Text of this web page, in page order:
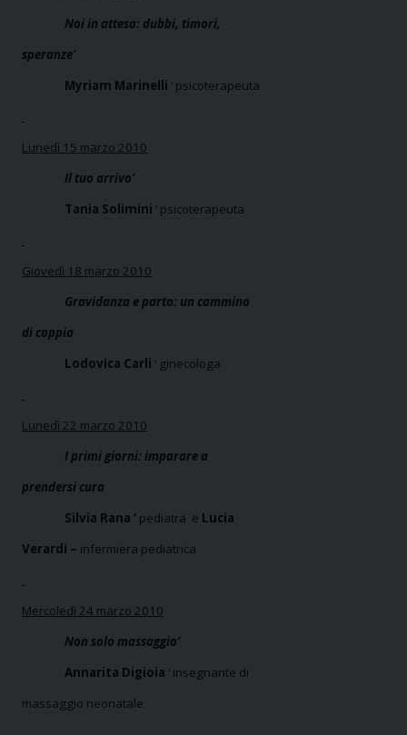
Noi in attesa: dubbi, timori,
speranze’
Myriam Marinelli‘ psicoterapeuta
Lunedì 15 marzo 2010
Il tuo arrivo’
Tania Solimini ‘ psicoterapeuta
Giovedì 18 marzo 2010
Gravidanza e parto: un cammino
di coppia
Lodovica Carli‘ ginecologa
Lunedì 22 marzo 2010
I primi giorni: imparare a
prendersi cura
Silvia Rana ‘ pediatra e Lucia
Verardi – infermiera pediatrica
Mercoledì 24 marzo 2010
Non solo massaggio’
Annarita Digioia‘ insegnante di
massaggio neonatale